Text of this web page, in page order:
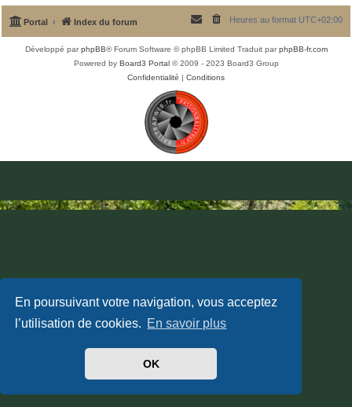
En poursuivant votre navigation, vous acceptez
l’utilisation de cookies. En savoir plus
OK
Portal Index du forum Heures au format UTC+02:00
Développé parphpBB® Forum Software © phpBB Limited Traduit parphpBB-fr.com
Powered by Board3 Portal© 2009 - 2023 Board3 Group
Confidentialité | Conditions